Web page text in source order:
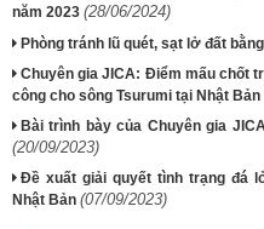
năm 2023 (28/06/2024)
Phòng tránh lũ quét, sạt lở đất
Chuyên gia JICA: Điểm mấu chốt
công cho sông Tsurumi tại Nhật
Bài trình bày của Chuyên gia
(20/09/2023)
Đề xuất giải quyết tình trạng đá
Nhật Bản (07/09/2023)